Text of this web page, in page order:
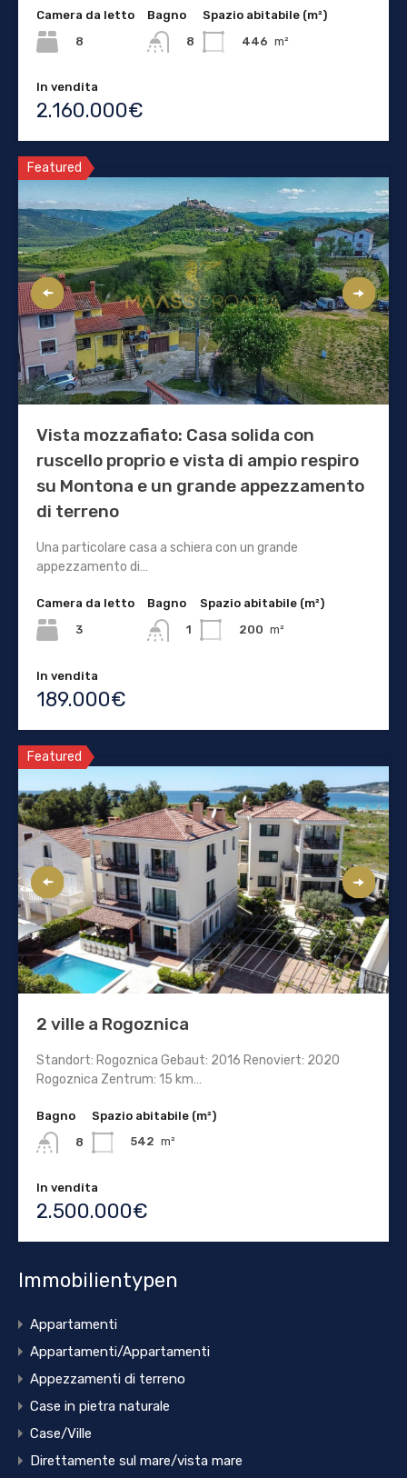
Camera da letto
8
Bagno
8
Spazio abitabile (m²)
446 m²
In vendita
2.160.000€
Featured
Vista mozzafiato: Casa solida con
ruscello proprio e vista di ampio respiro
su Montona e un grande appezzamento
di terreno
Una particolare casa a schiera con un grande
appezzamento di…
Camera da letto
3
Bagno
1
Spazio abitabile (m²)
200 m²
In vendita
189.000€
Featured
2 ville a Rogoznica
Standort: Rogoznica Gebaut: 2016 Renoviert: 2020
Rogoznica Zentrum: 15 km…
Bagno
8
Spazio abitabile (m²)
542 m²
In vendita
2.500.000€
Immobilientypen
Appartamenti
Appartamenti/Appartamenti
Appezzamenti di terreno
Case in pietra naturale
Case/Ville
Direttamente sul mare/vista mare